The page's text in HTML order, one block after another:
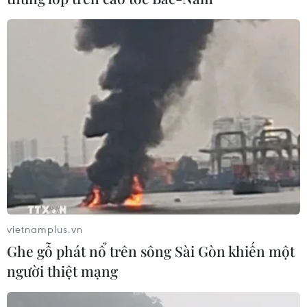
vietnamplus.vn
Ghe gỗ phát nổ trên sông Sài Gòn khiến một
người thiệt mạng